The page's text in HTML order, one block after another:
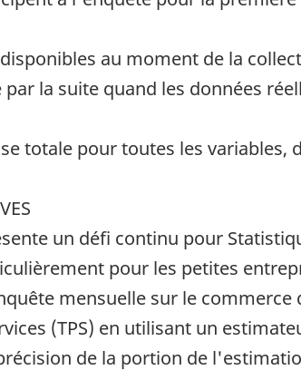
au moment de la
la suite quand les données
totale pour toutes les variables,
un défi continu pour
pour les petites
mensuelle sur le
(TPS) en utilisant un
de la portion de